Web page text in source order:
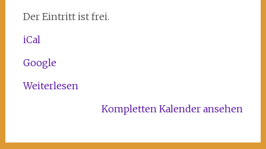
Kirche/Neue
Der Eintritt ist frei.
iCal
Google
Weiterlesen
Kompletten Kalender ansehen